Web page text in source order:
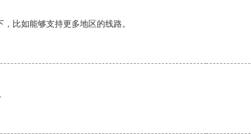
比如能够支持更多地区的线路。